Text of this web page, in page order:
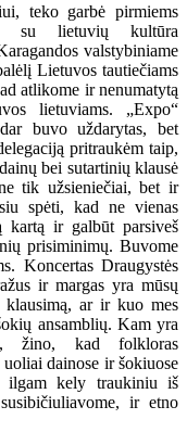
teko garbė pirmiems
su lietuvių kultūra
valstybiniame
Lietuvos tautiečiams
atlikome ir nenumatytą
lietuviams. „Expo“
buvo uždarytas, bet
pritraukėm taip,
bei sutartinių klausė
tik užsieniečiai, bet ir
spėti, kad ne vienas
kartą ir galbūt parsiveš
prisiminimų. Buvome
Koncertas Draugystės
ir margas yra mūsų
ar ir kuo mes
ansamblių. Kam yra
žino, kad folkloras
dainose ir šokiuose
ilgam kely traukiniu iš
ir etno